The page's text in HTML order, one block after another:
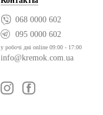
068 0000 602
095 0000 602
у робочі дні online 09:00 - 17:00
info@kremok.com.ua